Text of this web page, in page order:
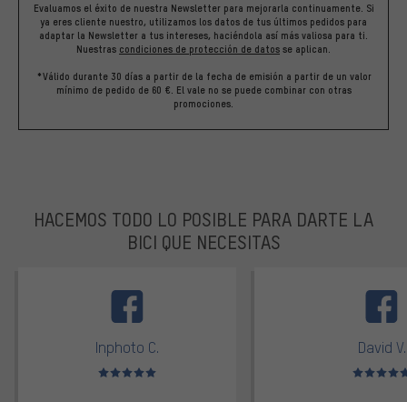
Evaluamos el éxito de nuestra Newsletter para mejorarla continuamente. Si
ya eres cliente nuestro, utilizamos los datos de tus últimos pedidos para
adaptar la Newsletter a tus intereses, haciéndola así más valiosa para ti.
Nuestras condiciones de protección de datos se aplican.
*Válido durante 30 días a partir de la fecha de emisión a partir de un valor
mínimo de pedido de 60 €. El vale no se puede combinar con otras
promociones.
HACEMOS TODO LO POSIBLE PARA DARTE LA
BICI QUE NECESITAS
Inphoto C.
Valoración media: 5 de 5
David V.
Valoración